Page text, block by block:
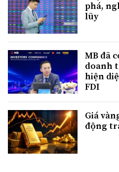
phá,
lũy
MB đã
doanh
hiện
FDI
Giá
động